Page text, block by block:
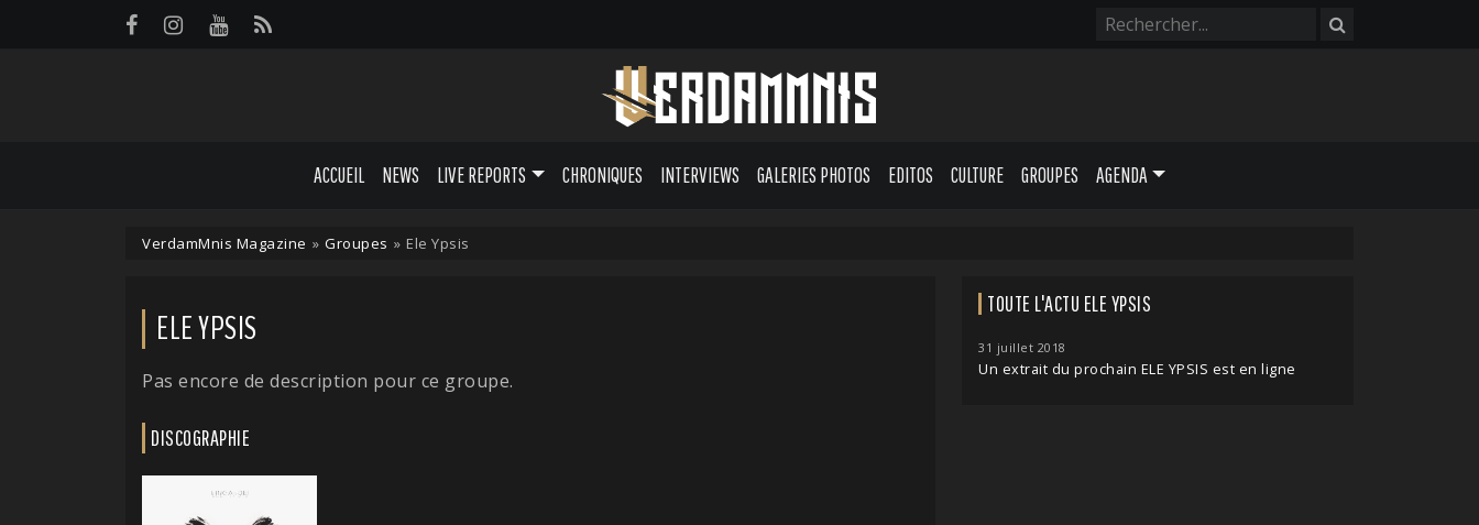
ACCUEIL NEWS LIVE REPORTS CHRONIQUES INTERVIEWS GALERIES PHOTOS EDITOS CULTURE GROUPES AGENDA
VerdamMnis Magazine » Groupes » Ele Ypsis
ELE YPSIS
Pas encore de description pour ce groupe.
DISCOGRAPHIE
TOUTE L'ACTU ELE YPSIS
31 juillet 2018
Un extrait du prochain ELE YPSIS est en ligne
Panneau de gestion des cookies